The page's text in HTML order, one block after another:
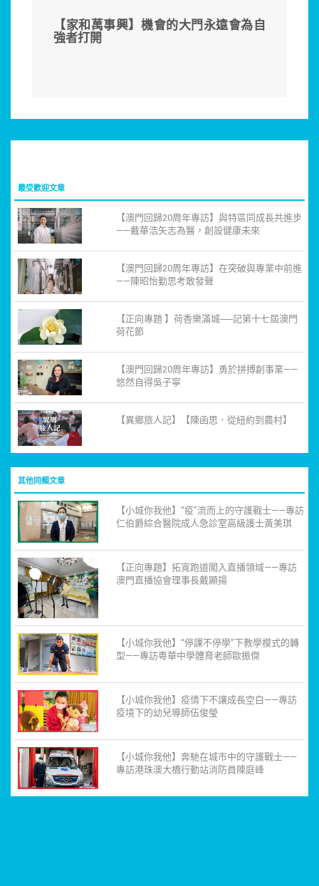
【家和萬事興】機會的大門永遠會為自
強者打開
最受歡迎文章
【澳門回歸20周年專訪】與特區同成長共進步
——戴華浩矢志為醫，創設健康未來
【澳門回歸20周年專訪】在突破與專業中前進
——陳昭怡勤思考敢發聲
【正向專題 】荷香樂滿城──記第十七屆澳門
荷花節
【澳門回歸20周年專訪】勇於拼搏創事業——
悠然自得吳子寧
【異鄉旅人記】【陳函思．從紐約到農村】
其他同類文章
【小城你我他】“疫”流而上的守護戰士——專訪
仁伯爵綜合醫院成人急診室高級護士黃美琪
【正向專題】拓寬跑道闖入直播領域——專訪
澳門直播協會理事長戴顯揚
【小城你我他】“停課不停學”下教學模式的轉
型——專訪粵華中學體育老師歐振傑
【小城你我他】疫情下不讓成長空白——專訪
疫境下的幼兒導師伍俊瑩
【小城你我他】奔馳在城市中的守護戰士——
專訪港珠澳大橋行動站消防員陳庭峰